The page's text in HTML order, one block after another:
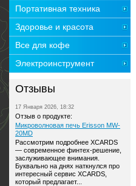
Портативная техника
Здоровье и красота
Все для кофе
Электроинструмент
Отзывы
17 Января 2026, 18:32
Отзыв о продукте:
Микроволновая печь Erisson MW-
20MD
Рассмотрим подробнее XCARDS
— современное финтех-решение,
заслуживающее внимания.
Буквально на днях наткнулся про
интересный сервис XCARDS,
который предлагает...